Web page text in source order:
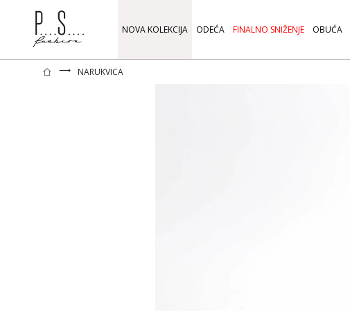
NOVA KOLEKCIJA ODEĆA FINALNO SNIŽENJE OBUĆA
⟶ NARUKVICA